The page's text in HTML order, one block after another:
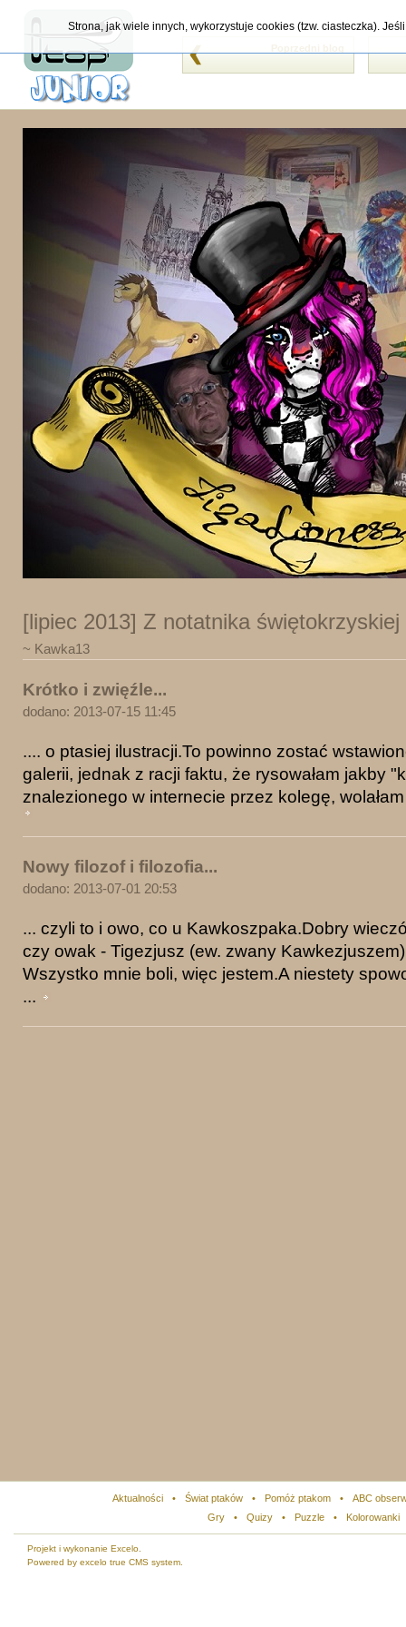
Strona, jak wiele innych, wykorzystuje cookies (tzw. ciasteczka).
[lipiec 2013] Z notatnika
~ Kawka13
Krótko i zwięźle...
dodano: 2013-07-15 11:45
.... o ptasiej ilustracji.To powinno zostać
galerii, jednak z racji faktu, że rysowałam jakby
znalezionego w internecie przez kolegę,
Nowy filozof i filozofia...
dodano: 2013-07-01 20:53
... czyli to i owo, co u Kawkoszpaka.Dobry
czy owak - Tigezjusz (ew. zwany
Wszystko mnie boli, więc jestem.A niestety
...
Aktualności • Świat ptaków • Pomóż ptakom •
ABC
Gry
• Quizy • Puzzle • Kolorowanki
Projekt i wykonanie Excelo.
Powered by excelo true CMS system.